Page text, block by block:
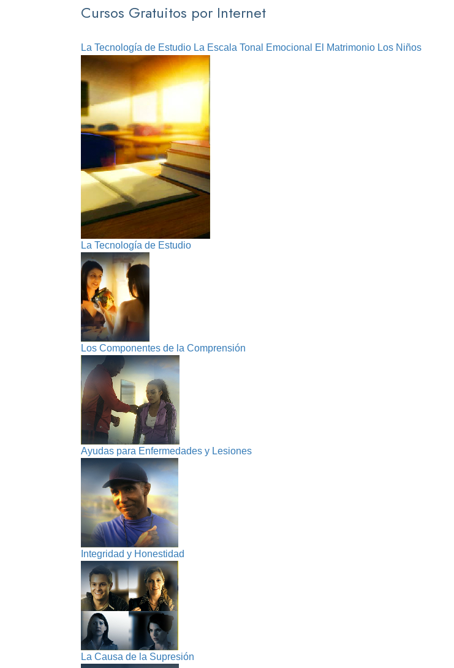
Cursos Gratuitos por Internet
La Tecnología de Estudio La Escala Tonal Emocional El Matrimonio Los Niños
La Tecnología de Estudio
Los Componentes de la Comprensión
Ayudas para Enfermedades y Lesiones
Integridad y Honestidad
La Causa de la Supresión